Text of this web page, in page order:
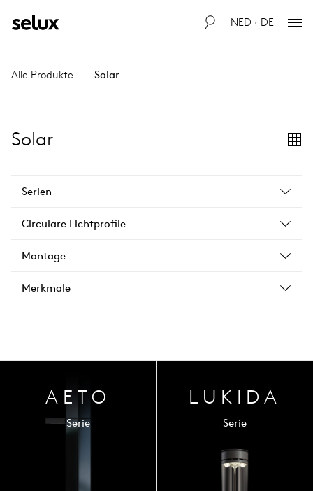
NED · DE
Alle Produkte Solar
Solar
Serien
Circulare Lichtprofile
Montage
Merkmale
AETO
Serie
LUKIDA
Serie